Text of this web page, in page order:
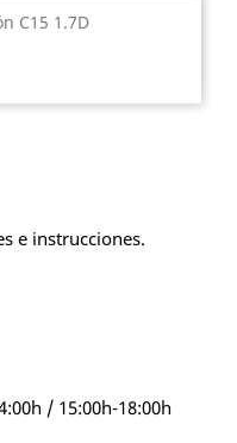
C15 1.7D
e instrucciones.
/ 15:00h-18:00h